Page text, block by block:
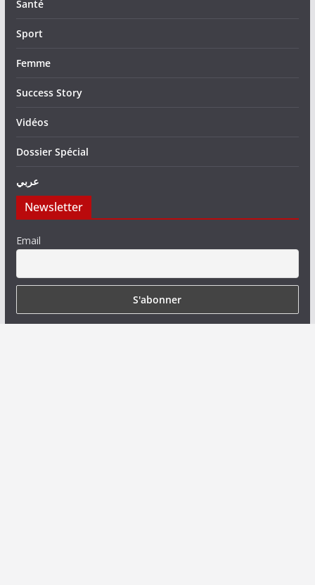
Santé
Sport
Femme
Success Story
Vidéos
Dossier Spécial
عربي
Newsletter
Email